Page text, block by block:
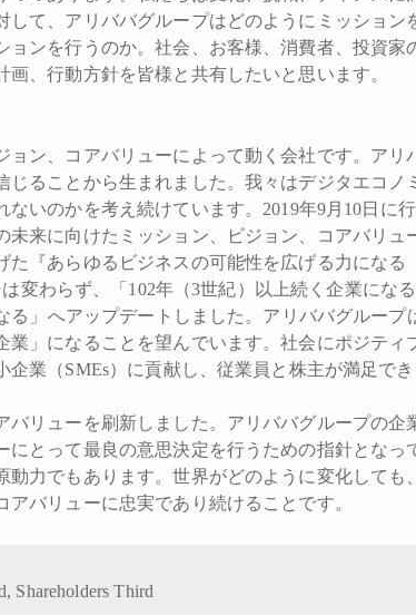
して、アリババグループはどのようにミッション
ョンを行うのか。社会、お客様、消費者、投資家
、行動方針を皆様と共有したいと思います。
ン、コアバリューによって動く会社です。アリ
じることから生まれました。我々はデジタエコノ
いのかを考え続けています。2019年9月10日に
未来に向けたミッション、ビジョン、コアバリュ
『あらゆるビジネスの可能性を広げる力になる
は変わらず、「102年（3世紀）以上続く企業にな
る」へアップデートしました。アリババグループ
業」になることを望んでいます。社会にポジティ
企業（SMEs）に貢献し、従業員と株主が満足で
バリューを刷新しました。アリババグループの企
にとって最良の意思決定を行うための指針となっ
動力でもあります。世界がどのように変化しても
バリューに忠実であり続けることです。
Shareholders Third